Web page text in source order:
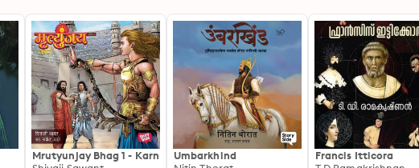
Mrutyunjay Bhag 1 - Karn
Umbarkhind
Francis Itticora